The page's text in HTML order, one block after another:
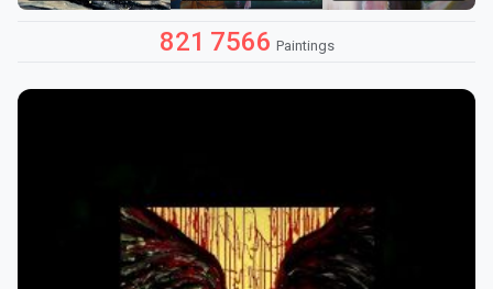
821 7566 Paintings